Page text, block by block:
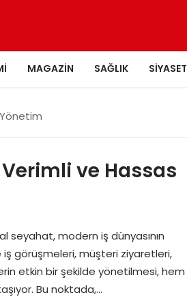
MAGAZIN SAĞLIK SIYASET
ve Hassas
seyahat, modern iş dünyasının
iş görüşmeleri, müşteri ziyaretleri,
etkin bir şekilde yönetilmesi, hem
Bu noktada,…